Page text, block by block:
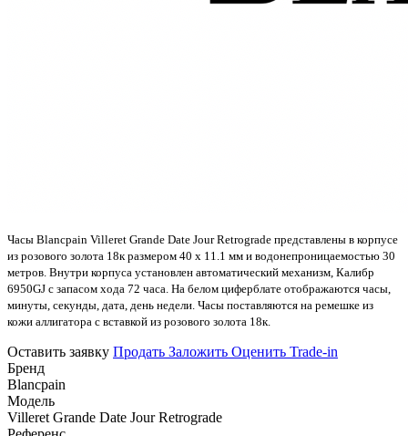
Часы Blancpain Villeret Grande Date Jour Retrograde представлены в корпусе
из розового золота 18к размером 40 х 11.1 мм и водонепроницаемостью 30
метров. Внутри корпуса установлен автоматический механизм, Калибр
6950GJ с запасом хода 72 часа. На белом циферблате отображаются часы,
минуты, секунды, дата, день недели. Часы поставляются на ремешке из
кожи аллигатора с вставкой из розового золота 18к.
Оставить заявку Продать Заложить Оценить Trade-in
Бренд
Blancpain
Модель
Villeret Grande Date Jour Retrograde